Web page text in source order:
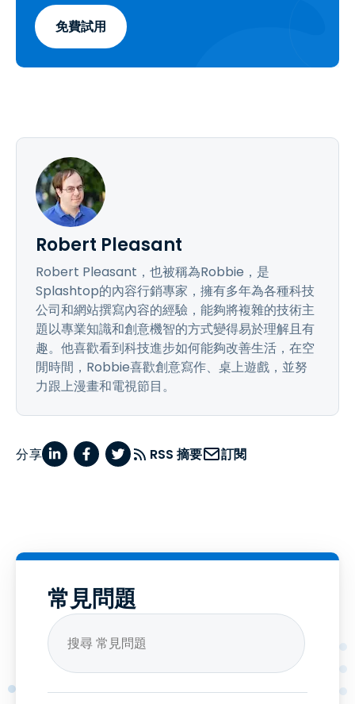
免費試用
Robert Pleasant
Robert Pleasant，也被稱為Robbie，是
Splashtop的內容行銷專家，擁有多年為各種科技
公司和網站撰寫內容的經驗，能夠將複雜的技術主
題以專業知識和創意機智的方式變得易於理解且有
趣。他喜歡看到科技進步如何能夠改善生活，在空
閒時間，Robbie喜歡創意寫作、桌上遊戲，並努
力跟上漫畫和電視節目。
分享 RSS 摘要 訂閱
常見問題